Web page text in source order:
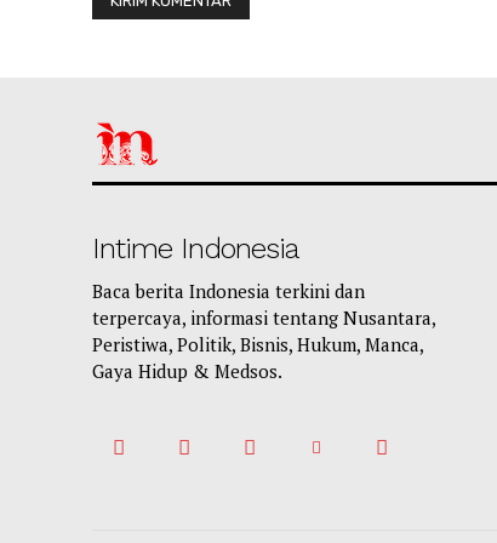
Intime Indonesia
Baca berita Indonesia terkini dan
terpercaya, informasi tentang Nusantara,
Peristiwa, Politik, Bisnis, Hukum, Manca,
Gaya Hidup & Medsos.